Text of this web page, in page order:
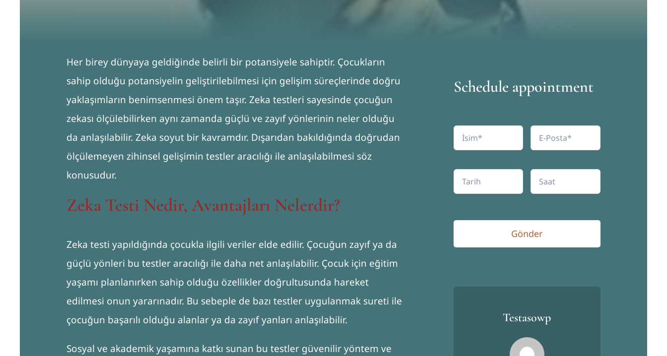
Her birey dünyaya geldiğinde belirli bir potansiyele sahiptir. Çocukların
sahip olduğu potansiyelin geliştirilebilmesi için gelişim süreçlerinde doğru
yaklaşımların benimsenmesi önem taşır. Zeka testleri sayesinde çocuğun
zekası ölçülebilirken aynı zamanda güçlü ve zayıf yönlerinin neler olduğu
da anlaşılabilir. Zeka soyut bir kavramdır. Dışarıdan bakıldığında doğrudan
ölçülemeyen zihinsel gelişimin testler aracılığı ile anlaşılabilmesi söz
konusudur.
Zeka Testi Nedir, Avantajları Nelerdir?
Zeka testi yapıldığında çocukla ilgili veriler elde edilir. Çocuğun zayıf ya da
güçlü yönleri bu testler aracılığı ile daha net anlaşılabilir. Çocuk için eğitim
yaşamı planlanırken sahip olduğu özellikler doğrultusunda hareket
edilmesi onun yararınadır. Bu sebeple de bazı testler uygulanmak sureti ile
çocuğun başarılı olduğu alanlar ya da zayıf yanları anlaşılabilir.
Sosyal ve akademik yaşamına katkı sunan bu testler güvenilir yöntem ve
Schedule appointment
Gönder
Testasowp